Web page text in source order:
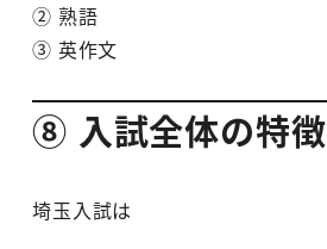
② 熟語
③ 英作文
⑧ 入試全体の特徴
埼玉入試は